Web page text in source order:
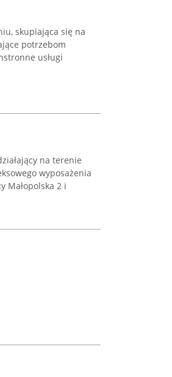
skupiająca się na
potrzebom
usługi
na terenie
wyposażenia
Małopolska 2 i